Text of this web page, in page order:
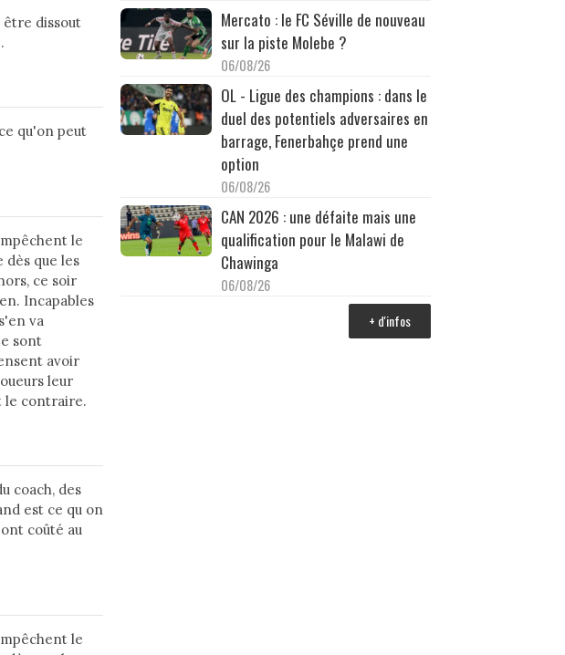
être dissout
qu'on peut
le
que les
ce soir
Incapables
va
sont
avoir
leur
le contraire.
coach, des
est ce qu on
coûté au
le
Mercato : le FC Séville de nouveau
sur la piste Molebe ?
06/08/26
OL - Ligue des champions : dans le
duel des potentiels adversaires en
barrage, Fenerbahçe prend une
option
06/08/26
CAN 2026 : une défaite mais une
qualification pour le Malawi de
Chawinga
06/08/26
+ d'infos